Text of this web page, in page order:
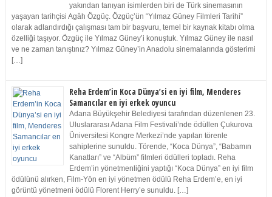
yakından tanıyan isimlerden biri de Türk sinemasının
yaşayan tarihçisi Agâh Özgüç. Özgüç’ün “Yılmaz Güney Filmleri Tarihi”
olarak adlandırdığı çalışması tam bir başvuru, temel bir kaynak kitabı olma
özelliği taşıyor. Özgüç ile Yılmaz Güney’i konuştuk. Yılmaz Güney ile nasıl
ve ne zaman tanıştınız? Yılmaz Güney’in Anadolu sinemalarında gösterimi
[…]
Reha Erdem’in Koca Dünya’si en iyi film, Menderes
Samancılar en iyi erkek oyuncu
Adana Büyükşehir Belediyesi tarafından düzenlenen 23.
Uluslararası Adana Film Festivali’nde ödüllen Çukurova
Üniversitesi Kongre Merkezi’nde yapılan törenle
sahiplerine sunuldu. Törende, “Koca Dünya”, “Babamın
Kanatları” ve “Albüm” filmleri ödülleri topladı. Reha
Erdem’in yönetmenliğini yaptığı “Koca Dünya” en iyi film
ödülünü alırken, Film-Yön en iyi yönetmen ödülü Reha Erdem’e, en iyi
görüntü yönetmeni ödülü Florent Herry’e sunuldu. […]